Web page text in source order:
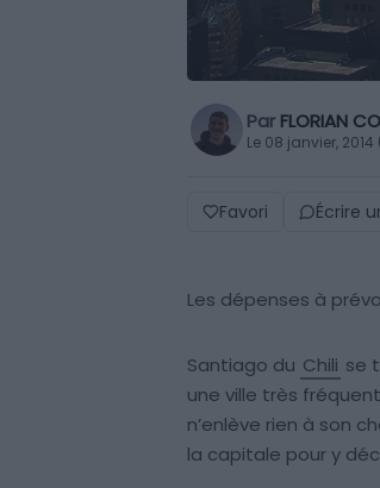
Par FLORIAN
Le 08 janvier,
Favori Écrire
Les dépenses à
Santiago du Chili se
une ville très
n’enlève rien à son
la capitale pour y